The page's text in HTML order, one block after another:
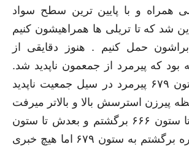
ﻫﻤﺮﺍﻩ ﻭ ﺑﺎ ﭘﺎﯾﯿﻦ ﺗﺮﯾﻦ ﺳﻄﺢ ﺳﻮﺍﺩ
ﺷﺪ ﮐﻪ ﺗﺎ ﺗﺮﯾﻠﯽ ﻫﺎ ﻫﻤﺮﺍﻫﯿﺸﻮﻥ ﮐﻨﯿﻢ
ﺣﻤﻞ ﮐﻨﯿﻢ . ﻫﻨﻮﺯ ﺩﻗﺎﯾﻘﯽ ﺍﺯ
ﺑﻮﺩ ﮐﻪ ﭘﯿﺮﻣﺮﺩ ﺍﺯ ﺟﻤﻌﻤﻮﻥ ﻧﺎﭘﺪﯾﺪ ﺷﺪ.
ﺩﻗﯿﻘﺎ ﺩﺭ ﮐﻨﺎﺭ ﺳﺘﻮﻥ ۶۷۹ ﭘﯿﺮﻣﺮﺩ ﺩﺭ ﺳﯿﻞ ﺟﻤﻌﯿﺖ ﻧﺎﭘﺪﯾﺪ
ﭘﯿﺮﺯﻥ ﺍﺳﺘﺮﺳﺶ ﺑﺎﻻ ﻭ ﺑﺎﻻﺗﺮ ﻣﯿﺮﻓﺖ
ﻭ ﺧﺪﺍ ﺷﺎﻫﺪ ﮐﻪ ﺗﺎ ﺳﺘﻮﻥ ۶۶۶ ﺑﺮﮔﺸﺘﻢ ﻭ ﺑﻌﺪﺵ ﺗﺎ ﺳﺘﻮﻥ
۷۰۷ ﺭﻓﺘﻢ ﻭ ﺩﻭﺑﺎﺭﻩ ﺑﺮﮔﺸﺘﻢ ﺑﻪ ﺳﺘﻮﻥ ۶۷۹ ﺍﻣﺎ ﻫﯿﭻ ﺧﺒﺮﯼ